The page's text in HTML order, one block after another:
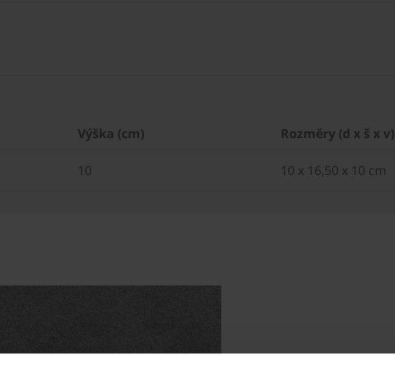
Výška (cm) Rozměry (d x š x v)
10 10 x 16,50 x 10 cm